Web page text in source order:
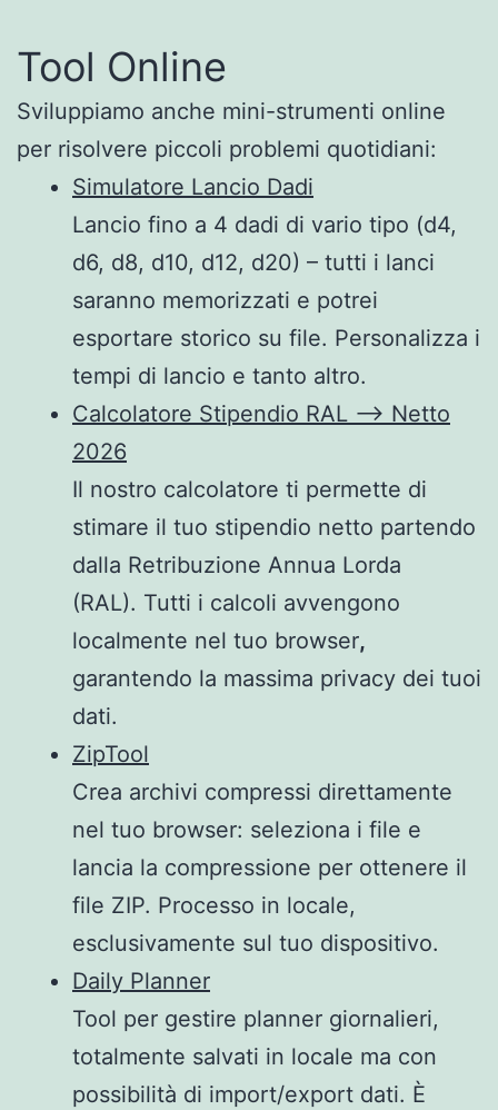
Tool Online
Sviluppiamo anche mini-strumenti online
per risolvere piccoli problemi quotidiani:
Simulatore Lancio Dadi
Lancio fino a 4 dadi di vario tipo (d4,
d6, d8, d10, d12, d20) – tutti i lanci
saranno memorizzati e potrei
esportare storico su file. Personalizza i
tempi di lancio e tanto altro.
Calcolatore Stipendio RAL –> Netto
2026
Il nostro calcolatore ti permette di
stimare il tuo stipendio netto partendo
dalla Retribuzione Annua Lorda
(RAL). Tutti i calcoli avvengono
localmente nel tuo browser,
garantendo la massima privacy dei tuoi
dati.
ZipTool
Crea archivi compressi direttamente
nel tuo browser: seleziona i file e
lancia la compressione per ottenere il
file ZIP. Processo in locale,
esclusivamente sul tuo dispositivo.
Daily Planner
Tool per gestire planner giornalieri,
totalmente salvati in locale ma con
possibilità di import/export dati. È